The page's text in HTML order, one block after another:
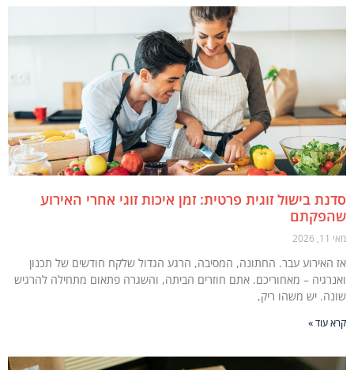
בישול זוגית פרטית: זמן איכות זוגי אחרי האירוע
עבר. החתונה, המסיבה, הרגע הגדול שלקח חודשים של תכנון
– מאחוריכם. אתם חוזרים הביתה, והשגרה פתאום מתחילה להרגיש
יש משהו ריק,
עוד »